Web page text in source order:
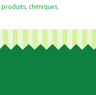
produits, chimiques,